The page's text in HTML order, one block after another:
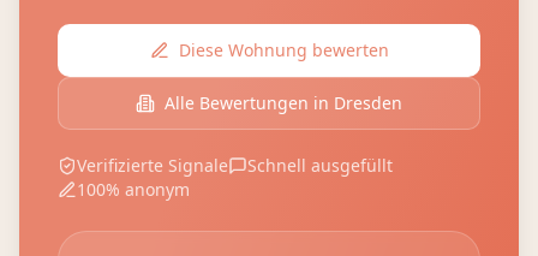
Diese Wohnung bewerten
Alle Bewertungen in Dresden
Verifizierte Signale
Schnell ausgefüllt
100% anonym